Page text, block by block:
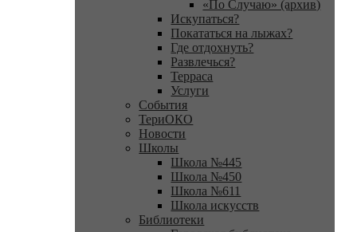
«По Случаю» (архив)
Искупаться?
Покататься на лыжах?
Где отдохнуть?
Развлечься?
Терраса
Услуги
События
ТериОКО
Новости
Школы
Школа №445
Школа №450
Школа №611
Школа искусств
Библиотеки